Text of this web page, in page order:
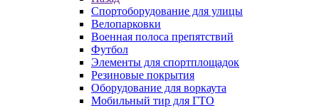
Спортоборудование для улицы
Велопарковки
Военная полоса препятствий
Футбол
Элементы для спортплощадок
Резиновые покрытия
Оборудование для воркаута
Мобильный тир для ГТО